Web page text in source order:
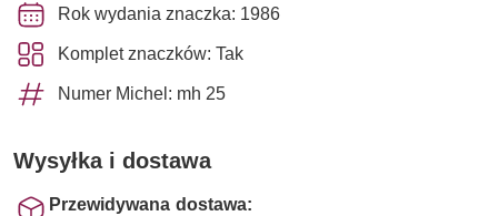
Rok wydania znaczka: 1986
Komplet znaczków: Tak
Numer Michel: mh 25
Wysyłka i dostawa
Przewidywana dostawa: